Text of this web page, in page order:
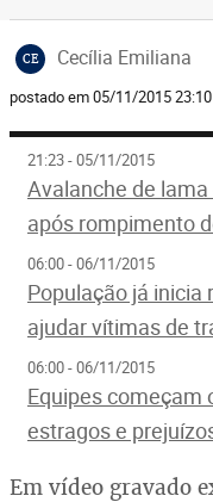
CE Cecília Emiliana
postado em 05/11/2015
21:23 - 05/11/2015
Avalanche de
após rompimento
06:00 - 06/11/2015
População já inicia
ajudar vítimas de
06:00 - 06/11/2015
Equipes começam
estragos e
Em vídeo gravado